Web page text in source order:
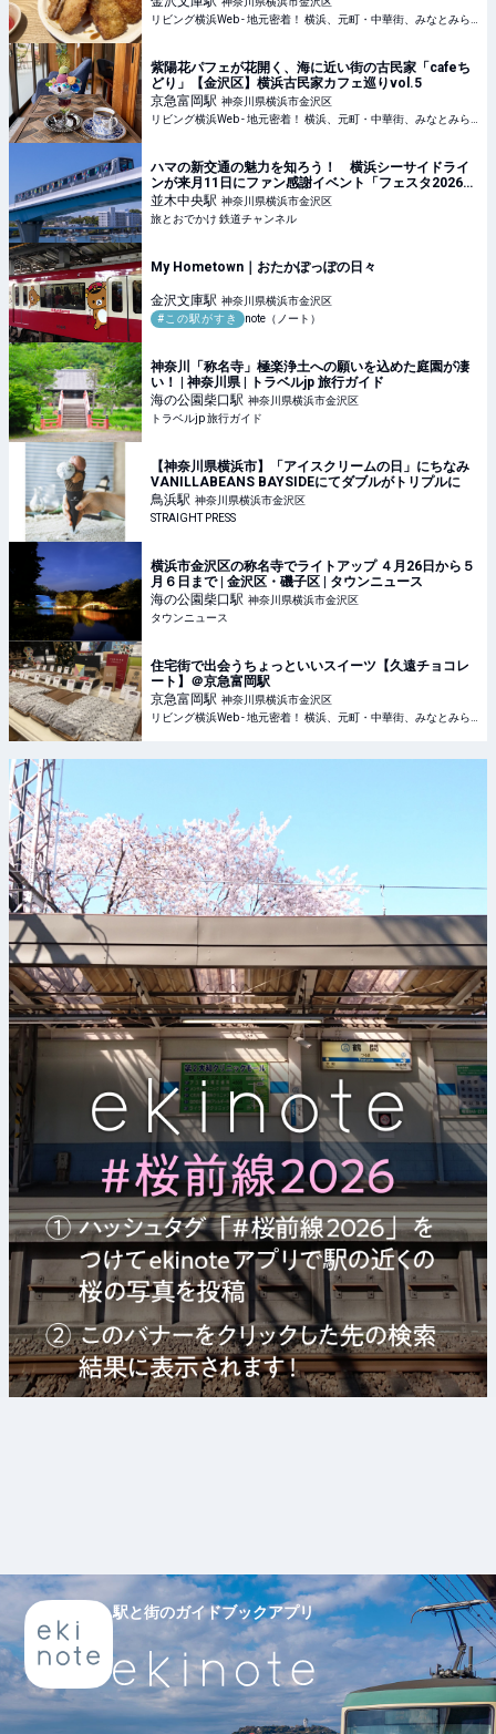
紫陽花パフェが花開く、海に近い街の古民家「cafeち
どり」【金沢区】横浜古民家カフェ巡りvol.5
京急富岡駅 神奈川県横浜市金沢区
ハマの新交通の魅力を知ろう！ 横浜シーサイドライ
ンが来月11日にファン感謝イベント「フェスタ2026」
（神奈川県横浜市） | 旅とおでかけ 鉄道チャンネル
並木中央駅 神奈川県横浜市金沢区
旅とおでかけ 鉄道チャンネル
My Hometown｜おたかぽっぽの日々
金沢文庫駅 神奈川県横浜市金沢区
#この駅がすき
note（ノート）
神奈川「称名寺」極楽浄土への願いを込めた庭園が凄
い！ | 神奈川県 | トラベルjp 旅行ガイド
海の公園柴口駅 神奈川県横浜市金沢区
トラベルjp 旅行ガイド
【神奈川県横浜市】「アイスクリームの日」にちなみ
VANILLABEANS BAYSIDEにてダブルがトリプルに
鳥浜駅 神奈川県横浜市金沢区
STRAIGHT PRESS
横浜市金沢区の称名寺でライトアップ ４月26日から５
月６日まで | 金沢区・磯子区 | タウンニュース
海の公園柴口駅 神奈川県横浜市金沢区
タウンニュース
住宅街で出会うちょっといいスイーツ【久遠チョコレ
ート】＠京急富岡駅
京急富岡駅 神奈川県横浜市金沢区
駅と街のガイドブックアプリ